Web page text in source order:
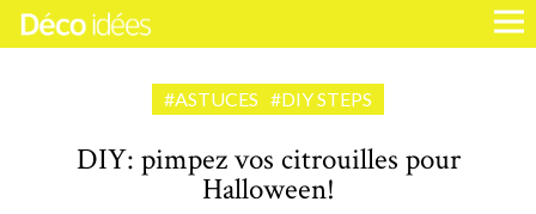
#ASTUCES #DIY STEPS
DIY: pimpez vos citrouilles pour
Halloween!